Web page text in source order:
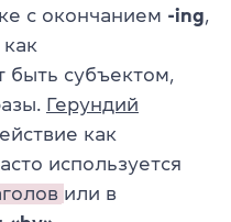
с окончанием -ing,
быть субъектом,
Герундий
как
используется
или в